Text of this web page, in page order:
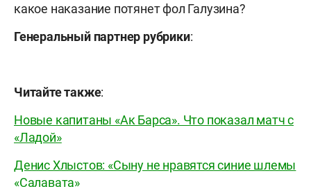
какое наказание потянет фол Галузина?
Генеральный партнер рубрики:
Читайте также:
Новые капитаны «Ак Барса». Что показал матч с
«Ладой»
Денис Хлыстов: «Сыну не нравятся синие шлемы
«Салавата»